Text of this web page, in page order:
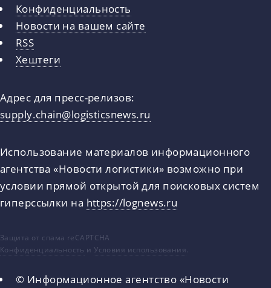
Конфиденциальность
Новости на вашем сайте
RSS
Хештеги
Адрес для пресс-релизов:
supply.chain@logisticsnews.ru
Использование материалов информационного
агентства «Новости логистики» возможно при
условии прямой открытой для поисковых систем
гиперссылки на https://lognews.ru
Защита от спама reCAPTCHA
Конфиденциальность иУсловия использования.
© Информационное агентство «Новости